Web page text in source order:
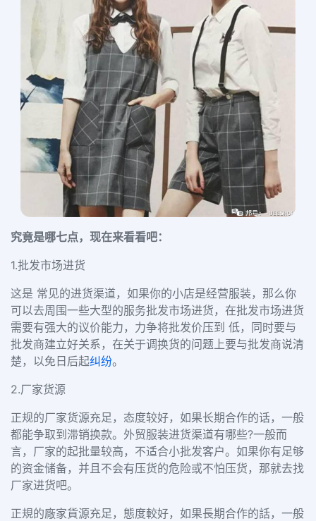
究竟是哪七点，现在来看看吧：
1.批发市场进货
这是 常见的进货渠道，如果你的小店是经营服装，那么你
可以去周围一些大型的服务批发市场进货，在批发市场进货
需要有强大的议价能力，力争将批发价压到 低，同时要与
批发商建立好关系，在关于调换货的问题上要与批发商说清
楚，以免日后起纠纷。
2.厂家货源
正规的厂家货源充足，态度较好，如果长期合作的话，一般
都能争取到滞销换款。外贸服装进货渠道有哪些?一般而
言，厂家的起批量较高，不适合小批发客户。如果你有足够
的资金储备，并且不会有压货的危险或不怕压货，那就去找
厂家进货吧。
正規的廠家貨源充足，態度較好，如果長期合作的話，一般